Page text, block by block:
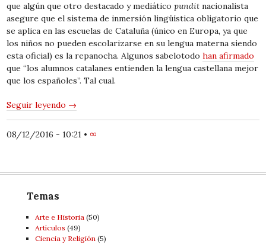
que algún que otro destacado y mediáticopundit nacionalista
asegure que el sistema de inmersión lingüística obligatorio que
se aplica en las escuelas de Cataluña (único en Europa, ya que
los niños no pueden escolarizarse en su lengua materna siendo
esta oficial) es la repanocha. Algunos sabelotodohan afirmado
que “los alumnos catalanes entienden la lengua castellana mejor
que los españoles”. Tal cual.
Seguir leyendo →
08/12/2016 - 10:21 • ∞
Temas
Arte e Historia(50)
Artí­culos (49)
Ciencia y Religión(5)